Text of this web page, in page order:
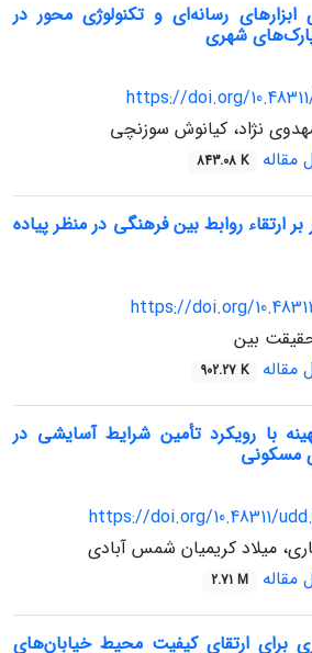
ابزارهای رسانه‌ای و تکنولوژی محور در
شهری
https://doi.org/
نژاد، کیانوش سوزنچی
مقاله 843.08 K
روابط بین فرهنگی در منظر پیاده
https://doi.org/
بین
مقاله 902.27 K
با رویکرد تأمین شرایط آسایشی در
مسکونی
https://doi.org/10.48311/
میلاد کریمیان شمس آبادی
مقاله 2.71 M
برای ارتقای کیفیت محیط خیابان‌های